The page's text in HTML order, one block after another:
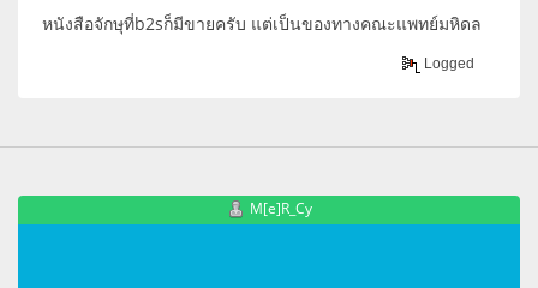
หนังสือจักษุที่b2sก็มีขายครับ แต่เป็นของทางคณะแพทย์มหิดล
Logged
M[e]R_Cy